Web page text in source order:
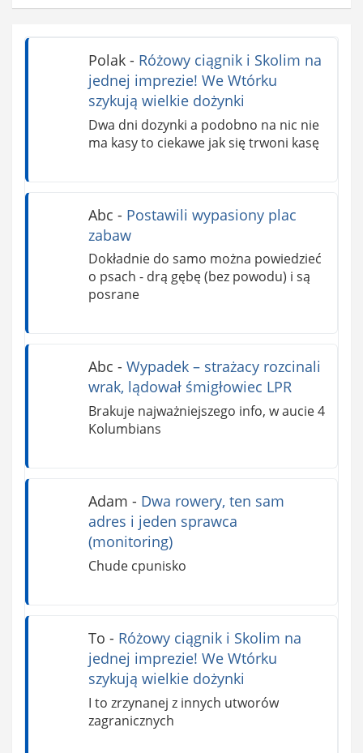
Polak- Różowy ciągnik i Skolim na
jednej imprezie! We Wtórku
szykują wielkie dożynki
Dwa dni dozynki a podobno na nic nie
ma kasy to ciekawe jak się trwoni kasę
Abc - Postawili wypasiony plac
zabaw
Dokładnie do samo można powiedzieć
o psach - drą gębę (bez powodu) i są
posrane
Abc - Wypadek – strażacy rozcinali
wrak, lądował śmigłowiec LPR
Brakuje najważniejszego info, w aucie 4
Kolumbians
Adam - Dwa rowery, ten sam
adres i jeden sprawca
(monitoring)
Chude cpunisko
To - Różowy ciągnik i Skolim na
jednej imprezie! We Wtórku
szykują wielkie dożynki
I to zrzynanej z innych utworów
zagranicznych